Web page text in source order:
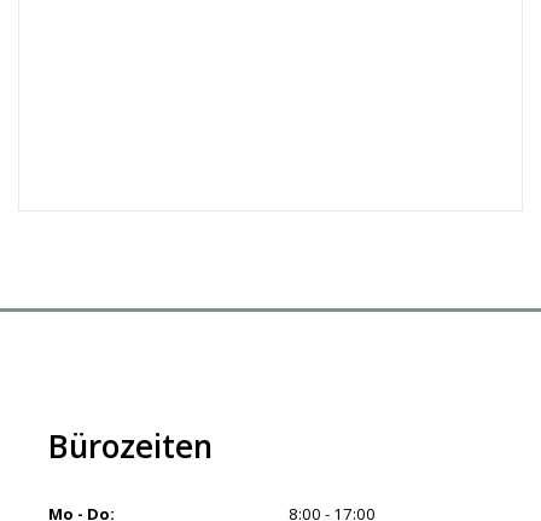
Bürozeiten
Mo - Do:
8:00 - 17:00